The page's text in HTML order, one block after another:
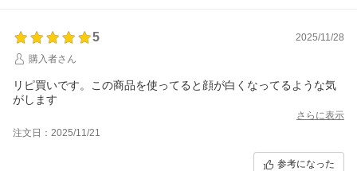
5
2025/11/28
購入者さん
リピ買いです。この商品を使ってると顔が白くなってるような気
がします
さらに表示
注文日：2025/11/21
参考になった